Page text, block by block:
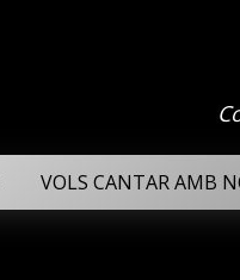
VOLS CANTAR AMB